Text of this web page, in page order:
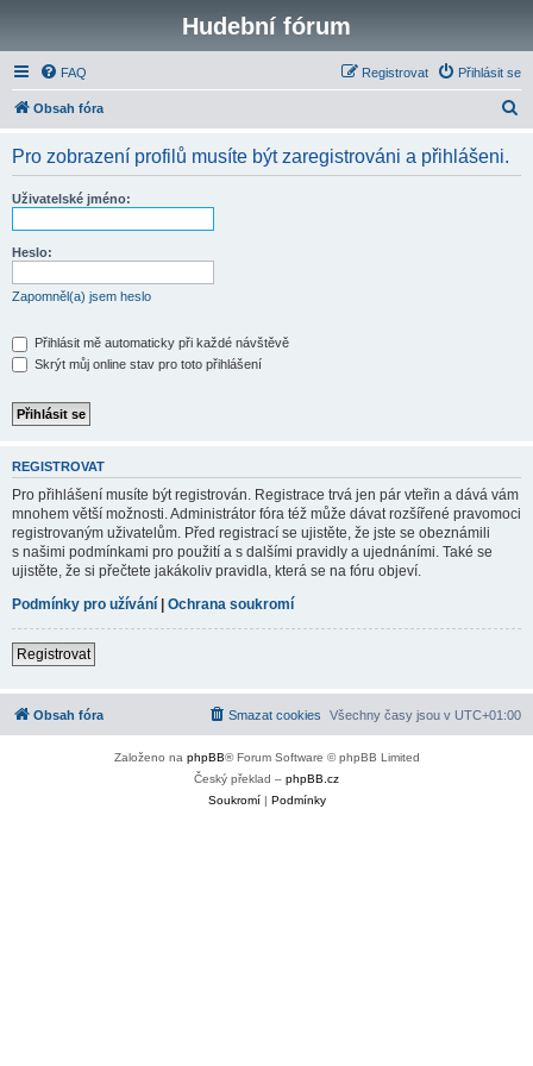
Hudební fórum
FAQ Přihlásit se
Registrovat
Obsah fóra
Pro zobrazení profilů musíte být zaregistrováni a přihlášeni.
Uživatelské jméno:
Heslo:
Zapomněl(a) jsem heslo
Přihlásit mě automaticky při každé návštěvě
Skrýt můj online stav pro toto přihlášení
REGISTROVAT
Pro přihlášení musíte být registrován. Registrace trvá jen pár vteřin a dává vám
mnohem větší možnosti. Administrátor fóra též může dávat rozšířené pravomoci
registrovaným uživatelům. Před registrací se ujistěte, že jste se obeznámili
s našimi podmínkami pro použití a s dalšími pravidly a ujednáními. Také se
ujistěte, že si přečtete jakákoliv pravidla, která se na fóru objeví.
Podmínky pro užívání | Ochrana soukromí
Registrovat
Obsah fóra Všechny časy jsou v UTC+01:00
Smazat cookies
Založeno na phpBB® Forum Software © phpBB Limited
Český překlad – phpBB.cz
Soukromí| Podmínky